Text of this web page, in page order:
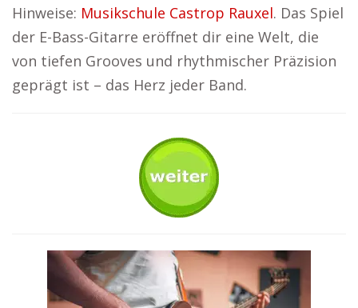
Hinweise: Musikschule Castrop Rauxel. Das Spiel
der E-Bass-Gitarre eröffnet dir eine Welt, die
von tiefen Grooves und rhythmischer Präzision
geprägt ist – das Herz jeder Band.